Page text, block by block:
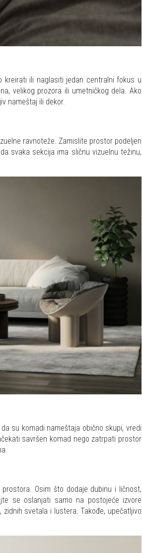
kreirati ili naglasiti jedan centralni fokus u
velikog prozora ili umetničkog dela. Ako
nameštaj ili dekor.
ravnoteže. Zamislite prostor podeljen
svaka sekcija ima sličnu vizuelnu težinu,
su komadi nameštaja obično skupi, vredi
savršen komad nego zatrpati prostor
Osim što dodaje dubinu i ličnost,
se oslanjati samo na postojeće izvore
svetala i lustera. Takođe, upečatljivo